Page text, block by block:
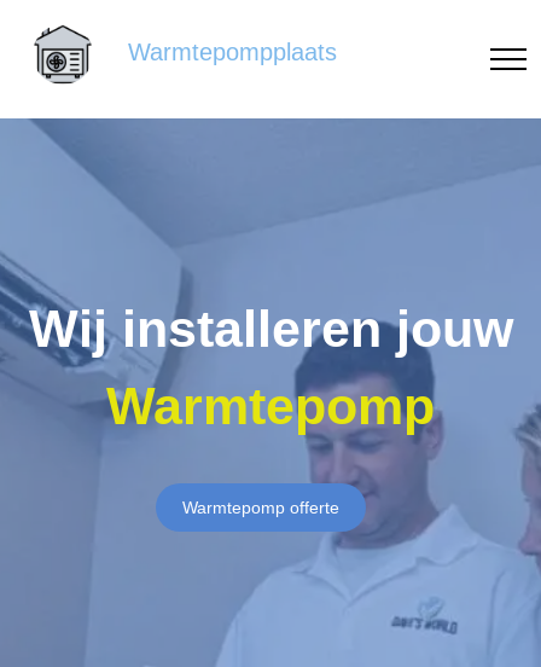
Warmtepompplaats
Wij installeren jouw
Warmtepomp
Warmtepomp offerte